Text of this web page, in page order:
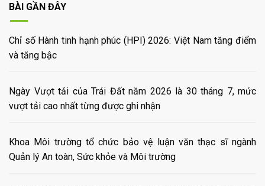
BÀI GẦN ĐÂY
Chỉ số Hành tinh hạnh phúc (HPI) 2026: Việt Nam tăng điểm
và tăng bậc
Ngày Vượt tải của Trái Đất năm 2026 là 30 tháng 7, mức
vượt tải cao nhất từng được ghi nhận
Khoa Môi trường tổ chức bảo vệ luận văn thạc sĩ ngành
Quản lý An toàn, Sức khỏe và Môi trường